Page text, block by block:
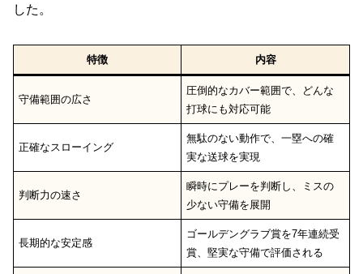
した。
特徴 内容
守備範囲の広さ
圧倒的なカバー範囲で、どんな
打球にも対応可能
正確なスローイング
無駄のない動作で、一塁への確
実な送球を実現
判断力の速さ
瞬時にプレーを判断し、ミスの
少ない守備を展開
長期的な安定感
ゴールデングラブ賞を7年連続受
賞、堅実な守備で評価される